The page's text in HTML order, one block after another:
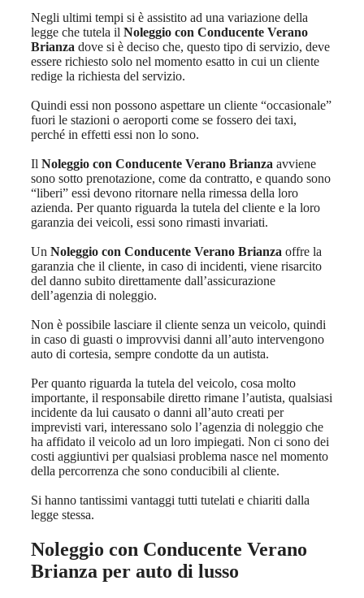
Negli ultimi tempi si è assistito ad una variazione della
legge che tutela il Noleggio con Conducente Verano
Brianza dove si è deciso che, questo tipo di servizio, deve
essere richiesto solo nel momento esatto in cui un cliente
redige la richiesta del servizio.
Quindi essi non possono aspettare un cliente “occasionale”
fuori le stazioni o aeroporti come se fossero dei taxi,
perché in effetti essi non lo sono.
Il Noleggio con Conducente Verano Brianza avviene
sono sotto prenotazione, come da contratto, e quando sono
“liberi” essi devono ritornare nella rimessa della loro
azienda. Per quanto riguarda la tutela del cliente e la loro
garanzia dei veicoli, essi sono rimasti invariati.
Un Noleggio con Conducente Verano Brianza offre la
garanzia che il cliente, in caso di incidenti, viene risarcito
del danno subito direttamente dall’assicurazione
dell’agenzia di noleggio.
Non è possibile lasciare il cliente senza un veicolo, quindi
in caso di guasti o improvvisi danni all’auto intervengono
auto di cortesia, sempre condotte da un autista.
Per quanto riguarda la tutela del veicolo, cosa molto
importante, il responsabile diretto rimane l’autista, qualsiasi
incidente da lui causato o danni all’auto creati per
imprevisti vari, interessano solo l’agenzia di noleggio che
ha affidato il veicolo ad un loro impiegati. Non ci sono dei
costi aggiuntivi per qualsiasi problema nasce nel momento
della percorrenza che sono conducibili al cliente.
Si hanno tantissimi vantaggi tutti tutelati e chiariti dalla
legge stessa.
Noleggio con Conducente Verano
Brianza per auto di lusso